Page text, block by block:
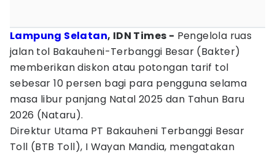
Lampung Selatan, IDN Times - Pengelola ruas
jalan tol Bakauheni-Terbanggi Besar (Bakter)
memberikan diskon atau potongan tarif tol
sebesar 10 persen bagi para pengguna selama
masa libur panjang Natal 2025 dan Tahun Baru
2026 (Nataru).
Direktur Utama PT Bakauheni Terbanggi Besar
Toll (BTB Toll), I Wayan Mandia, mengatakan